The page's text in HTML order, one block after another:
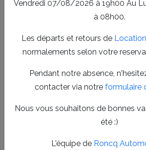
Vendredi 07/08/2026 à 19h00 Au
à 08h00.
Les départs et retours de
normalements selon votre
Pendant notre absence,
contacter via notre formulaire
Nous vous souhaitons de bonnes
été :)
L'équipe de Roncq
Ferrain ou dans les environs, notre
Location utilitaire et
Neuville-en-Ferrain et
Nous mettons à votre disposition une
véhicules à louer pour répondre à
Neuville-en-Ferrain est conçu pour
déplacements professionnels et
bénéficiez d’un parc récent, bien